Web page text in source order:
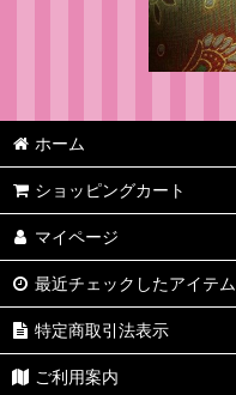
ホーム
ショッピングカート
マイページ
最近チェックしたアイテム
特定商取引法表示
ご利用案内